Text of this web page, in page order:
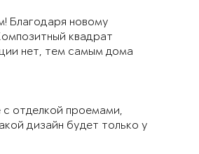
Благодаря новому
квадрат
нет, тем самым дома
отделкой проемами,
дизайн будет только у